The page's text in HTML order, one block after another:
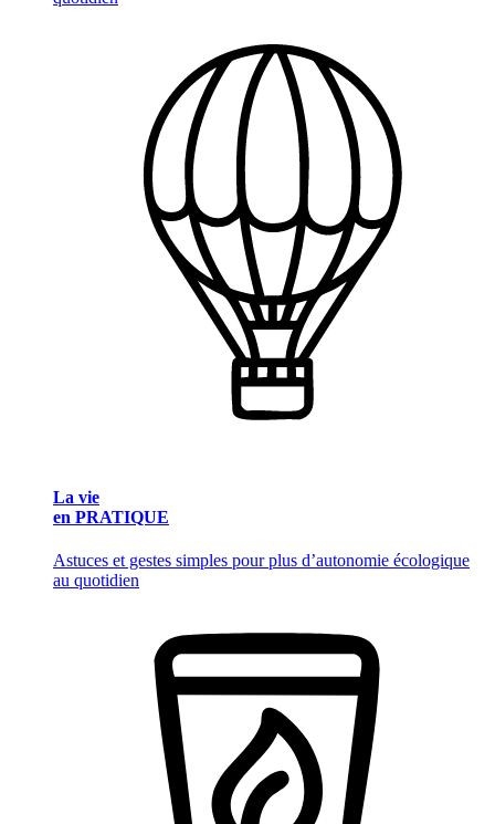
La vie
en PRATIQUE
Astuces et gestes simples pour plus d’autonomie écologique
au quotidien